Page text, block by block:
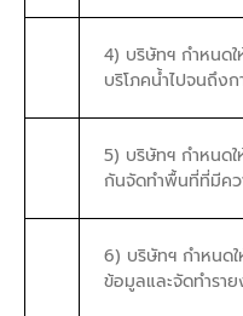
4) บริษัทฯ กำหนดใ
บริโภคน้ำไปจนถึง
5) บริษัทฯ กำหนด
กันจัดทำพื้นที่ที่มีคว
6) บริษัทฯ กำหนด
ข้อมูลและจัดทำรา